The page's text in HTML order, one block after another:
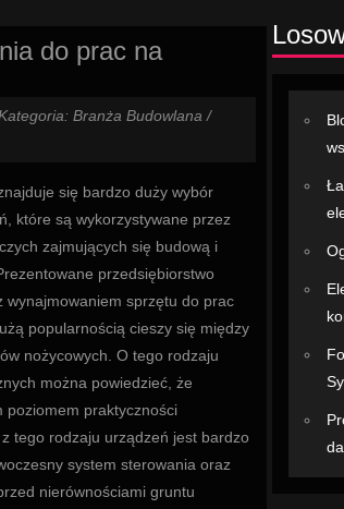
do prac na
Branża Budowlana /
się bardzo duży wybór
które są wykorzystywane przez
zajmujących się budową i
przedsiębiorstwo
wynajmowaniem sprzętu do prac
popularnością cieszy się między
nożycowych. O tego rodzaju
można powiedzieć, że
poziomem praktyczności
tego rodzaju urządzeń jest bardzo
system sterowania oraz
nierównościami gruntu